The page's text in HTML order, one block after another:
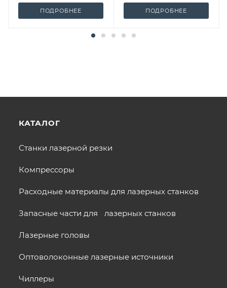
ПОДРОБНЕЕ ПОДРОБНЕЕ
КАТАЛОГ
Станки лазерной резки
Компрессоры
Расходные материалы для лазерных станков
Запасные части для лазерных станков
Лазерные головы
Оптоволоконные лазерные источники
Чиллеры